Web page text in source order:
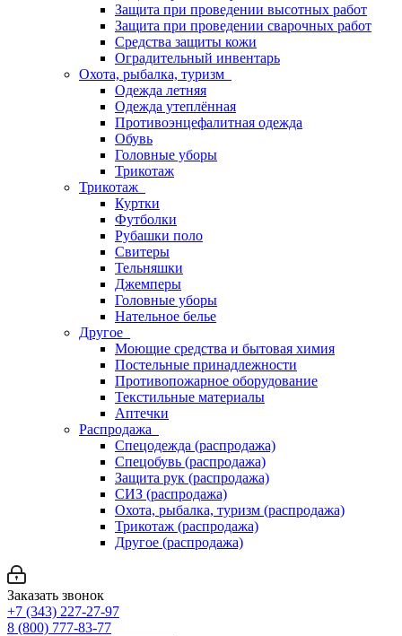
Защита при проведении высотных работ
Защита при проведении сварочных работ
Средства защиты кожи
Оградительный инвентарь
Охота, рыбалка, туризм
Одежда летняя
Одежда утеплённая
Противоэнцефалитная одежда
Обувь
Головные уборы
Трикотаж
Трикотаж
Куртки
Футболки
Рубашки поло
Свитеры
Тельняшки
Джемперы
Головные уборы
Нательное белье
Другое
Моющие средства и бытовая химия
Постельные принадлежности
Противопожарное оборудование
Текстильные материалы
Аптечки
Распродажа
Спецодежда (распродажа)
Спецобувь (распродажа)
Защита рук (распродажа)
СИЗ (распродажа)
Охота, рыбалка, туризм (распродажа)
Трикотаж (распродажа)
Другое (распродажа)
Заказать звонок
+7 (343) 227-27-97
8 (800) 777-83-77